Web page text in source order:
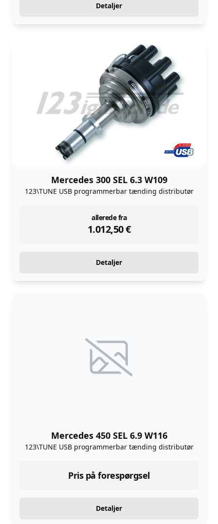
Detaljer
Mercedes 300 SEL 6.3 W109
123\TUNE USB programmerbar tænding distributør
allerede fra
1.012,50€
instock
Detaljer
Mercedes 450 SEL 6.9 W116
123\TUNE USB programmerbar tænding distributør
Pris på forespørgsel
Detaljer